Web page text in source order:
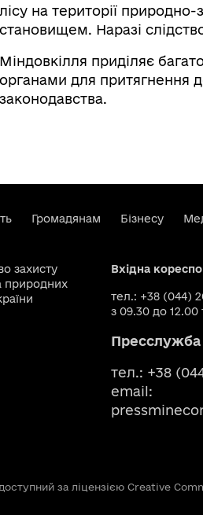
лісу на території
становищем. Наразі
Міндовкілля приділяє
органами для притягнення
законодавства.
Громадянам Бізнесу
захисту
природних
Вхідна
тел.: +38 (044)
з 09.30 до 12.00
Пресслужба
тел.: +38
email:
за ліцензією Creative